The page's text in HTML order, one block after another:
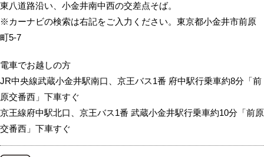
東八道路沿い、小金井南中西の交差点そば。
※カーナビの検索は右記をご入力ください。東京都小金井市前原
町5-7
電車でお越しの方
JR中央線武蔵小金井駅南口、京王バス1番 府中駅行乗車約8分「前
原交番西」下車すぐ
京王線府中駅北口、京王バス1番 武蔵小金井駅行乗車約10分「前原
交番西」下車すぐ